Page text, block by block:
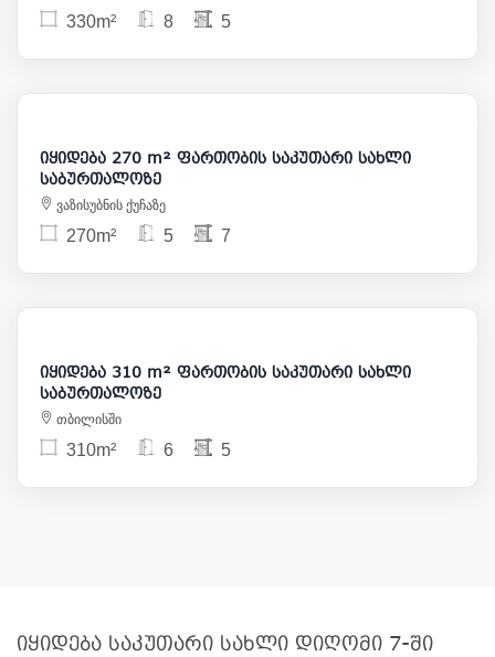
330m² 8 5
850 000
იყიდება 270 m² ფართობის საკუთარი სახლი
საბურთალოზე
ვაზისუბნის ქუჩაზე
270m² 5 7
895 000
იყიდება 310 m² ფართობის საკუთარი სახლი
საბურთალოზე
თბილისში
310m² 6 5
იყიდება საკუთარი სახლი დიღომი 7-ში